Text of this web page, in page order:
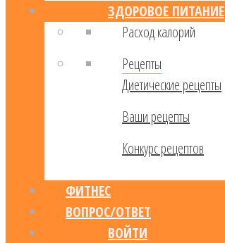
ЗДОРОВОЕ ПИТАНИЕ
Расход калорий
Рецепты
Диетические рецепты
Ваши рецепты
Конкурс рецептов
ФИТНЕС
ВОПРОС/ОТВЕТ
ВОЙТИ